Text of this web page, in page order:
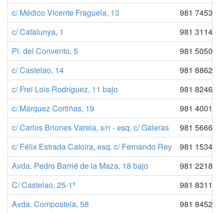
c/ Médico Vicente Fraguela, 13
981
c/ Catalunya, 1
981
Pl. del Convento, 5
981
c/ Castelao, 14
981
c/ Frei Lois Rodríguez, 11 bajo
981
c/ Márquez Cortiñas, 19
981
c/ Carlos Briones Varela, s/n - esq. c/ Galeras
981
c/ Félix Estrada Catoira, esq. c/ Fernando Rey
981
Avda. Pedro Barrié de la Maza, 18 bajo
981
C/ Castelao, 25-1º
981
Avda. Compostela, 58
981